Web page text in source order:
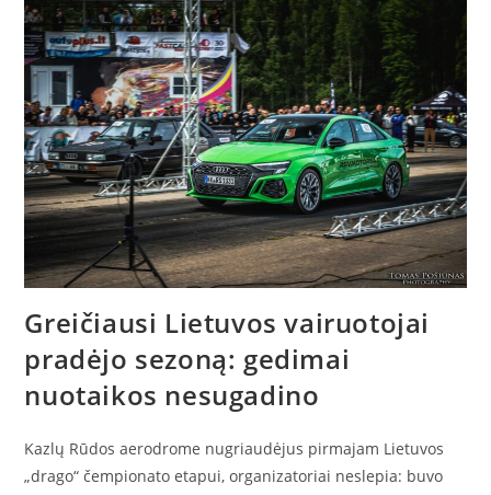
Greičiausi Lietuvos vairuotojai
pradėjo sezoną: gedimai
nuotaikos nesugadino
Kazlų Rūdos aerodrome nugriaudėjus pirmajam Lietuvos
„drago“ čempionato etapui, organizatoriai neslepia: buvo